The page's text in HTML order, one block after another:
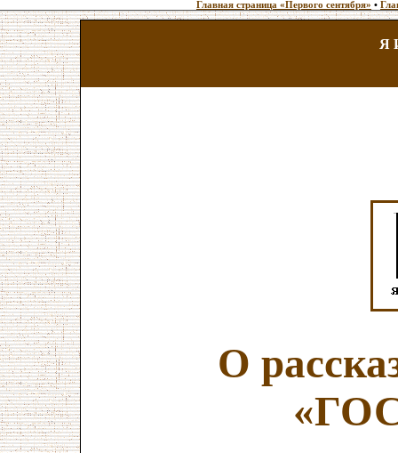
Главная страница «Первого сентября» •
Я
О